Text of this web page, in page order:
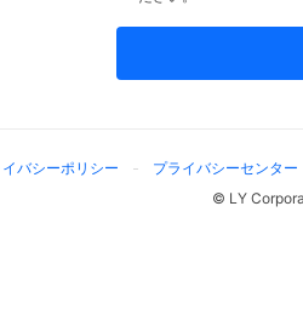
バシーポリシー プライバシーセンター
© LY